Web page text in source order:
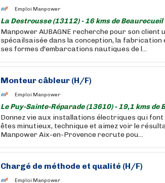
Emploi Manpower
La Destrousse (13112) - 16 kms de Beaurecueil
Manpower AUBAGNE recherche pour son client
spécailsaisée dans la conception, la
ses formes d'embarcations nautiques de l...
Monteur câbleur (H/F)
Emploi Manpower
Le Puy-Sainte-Réparade (13610) - 19,1 kms de
Donnez vie aux installations électriques qui
êtes minutieux, technique et aimez voir le
Manpower Aix-en-Provence recrute pou...
Chargé de méthode et qualité (H/F)
Emploi Manpower